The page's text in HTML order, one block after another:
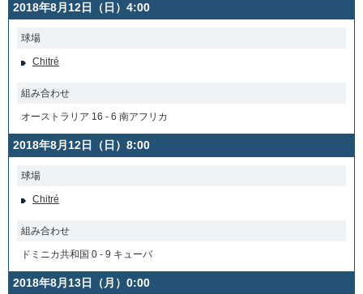
2018年8月12日（日）4:00
球場
Chitré
組み合わせ
オーストラリア 16 - 6 南アフリカ
2018年8月12日（日）8:00
球場
Chitré
組み合わせ
ドミニカ共和国 0 - 9 キューバ
2018年8月13日（月）0:00